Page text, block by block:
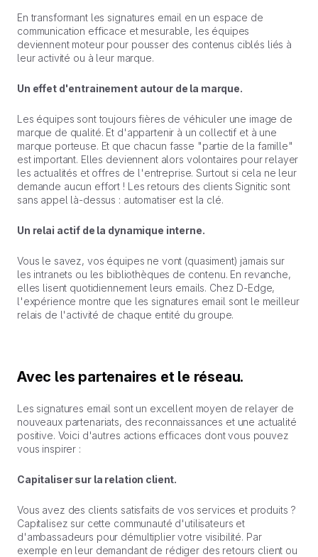
En transformant les signatures email en un espace de
communication efficace et mesurable, les équipes
deviennent moteur pour pousser des contenus ciblés liés à
leur activité ou à leur marque.
Un effet d'entrainement autour de la marque.
Les équipes sont toujours fières de véhiculer une image de
marque de qualité. Et d'appartenir à un collectif et à une
marque porteuse. Et que chacun fasse "partie de la famille"
est important. Elles deviennent alors volontaires pour relayer
les actualités et offres de l'entreprise. Surtout si cela ne leur
demande aucun effort ! Les retours des clients Signitic sont
sans appel là-dessus : automatiser est la clé.
Un relai actif de la dynamique interne.
Vous le savez, vos équipes ne vont (quasiment) jamais sur
les intranets ou les bibliothèques de contenu. En revanche,
elles lisent quotidiennement leurs emails. Chez D-Edge,
l'expérience montre que les signatures email sont le meilleur
relais de l'activité de chaque entité du groupe.
Avec les partenaires et le réseau.
Les signatures email sont un excellent moyen de relayer de
nouveaux partenariats, des reconnaissances et une actualité
positive. Voici d'autres actions efficaces dont vous pouvez
vous inspirer :
Capitaliser sur la relation client.
Vous avez des clients satisfaits de vos services et produits ?
Capitalisez sur cette communauté d'utilisateurs et
d'ambassadeurs pour démultiplier votre visibilité. Par
exemple en leur demandant de rédiger des retours client ou